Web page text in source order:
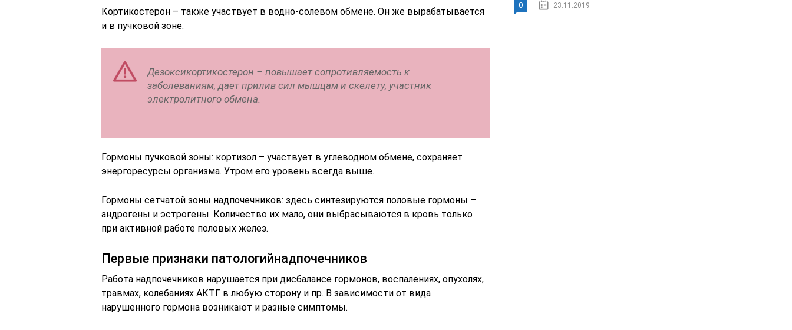
Кортикостерон – также участвует в водно-солевом обмене. Он же вырабатывается
и в пучковой зоне.
Дезоксикортикостерон – повышает сопротивляемость к
заболеваниям, дает прилив сил мышцам и скелету, участник
электролитного обмена.
Гормоны пучковой зоны: кортизол – участвует в углеводном обмене, сохраняет
энергоресурсы организма. Утром его уровень всегда выше.
Гормоны сетчатой зоны надпочечников: здесь синтезируются половые гормоны –
андрогены и эстрогены. Количество их мало, они выбрасываются в кровь только
при активной работе половых желез.
Первые признаки патологийнадпочечников
Работа надпочечников нарушается при дисбалансе гормонов, воспалениях, опухолях,
травмах, колебаниях АКТГ в любую сторону и пр. В зависимости от вида
нарушенного гормона возникают и разные симптомы.
0 23.11.2019